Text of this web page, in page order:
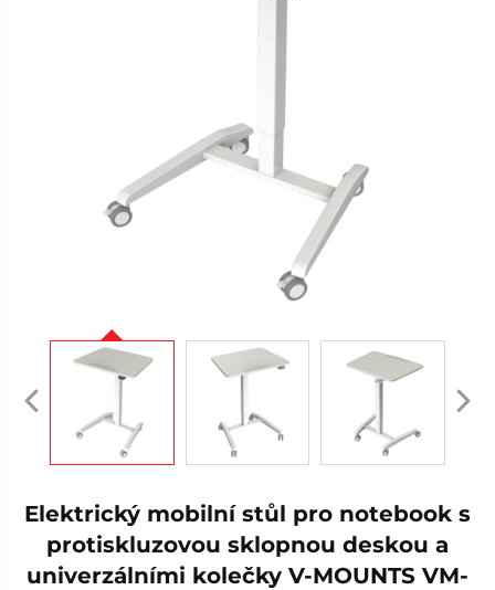
Elektrický mobilní stůl pro notebook s
protiskluzovou sklopnou deskou a
univerzálními kolečky V-MOUNTS VM-